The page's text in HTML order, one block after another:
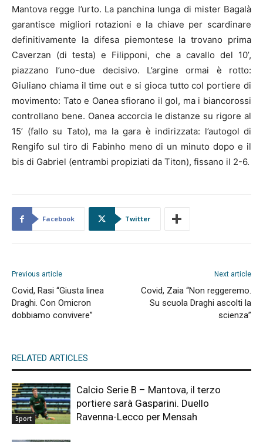
Mantova regge l’urto. La panchina lunga di mister Bagalà
garantisce migliori rotazioni e la chiave per scardinare
definitivamente la difesa piemontese la trovano prima
Caverzan (di testa) e Filipponi, che a cavallo del 10’,
piazzano l’uno-due decisivo. L’argine ormai è rotto:
Giuliano chiama il time out e si gioca tutto col portiere di
movimento: Tato e Oanea sfiorano il gol, ma i biancorossi
controllano bene. Oanea accorcia le distanze su rigore al
15’ (fallo su Tato), ma la gara è indirizzata: l’autogol di
Rengifo sul tiro di Fabinho meno di un minuto dopo e il
bis di Gabriel (entrambi propiziati da Titon), fissano il 2-6.
Facebook Twitter
Previous article
Covid, Rasi “Giusta linea
Draghi. Con Omicron
dobbiamo convivere”
Next article
Covid, Zaia “Non reggeremo.
Su scuola Draghi ascolti la
scienza”
RELATED ARTICLES
Sport
Calcio Serie B – Mantova, il terzo
portiere sarà Gasparini. Duello
Ravenna-Lecco per Mensah